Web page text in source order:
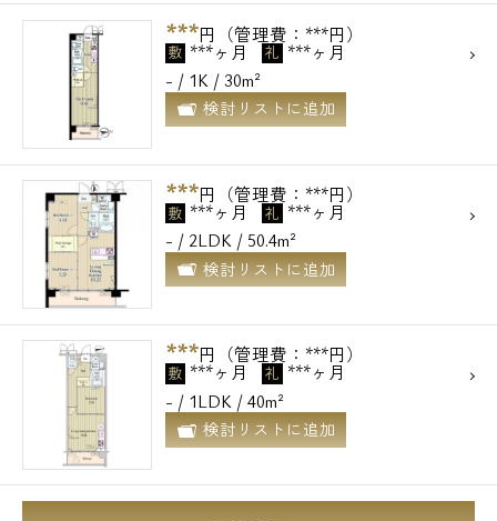
***円（管理費：***円）
敷 ***ヶ月 礼 ***ヶ月
- / 1K / 30m²
検討リストに追加
***円（管理費：***円）
敷 ***ヶ月 礼 ***ヶ月
- / 2LDK / 50.4m²
検討リストに追加
***円（管理費：***円）
敷 ***ヶ月 礼 ***ヶ月
- / 1LDK / 40m²
検討リストに追加